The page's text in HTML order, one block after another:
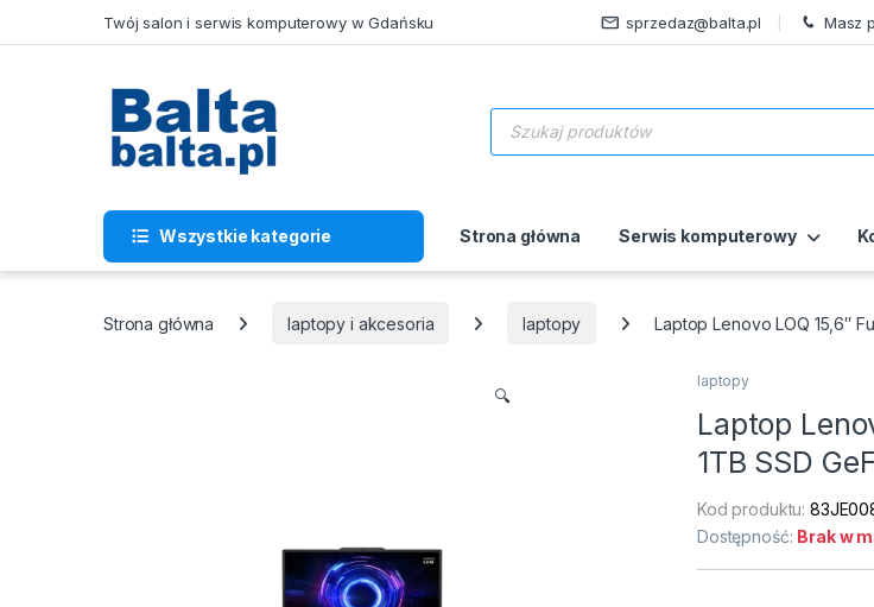
Skip to navigationTwój salon i serwis komputerowy w Gdańsku sprzedaz@balta.pl Masz
Wyszukiwarka produktów
Wszystkie kategorie Strona główna Serwis komputerowy
Strona główna laptopy i akcesoria laptopy Laptop Lenovo LOQ 15,6″
🔍
laptopy
Laptop
1TB SSD
Kod produktu:
Dostępność: Brak w